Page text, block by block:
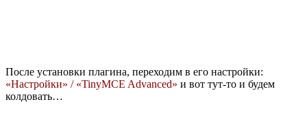
После установки плагина, переходим в его настройки:
«Настройки» / «TinyMCE Advanced» и вот тут-то и будем
колдовать…